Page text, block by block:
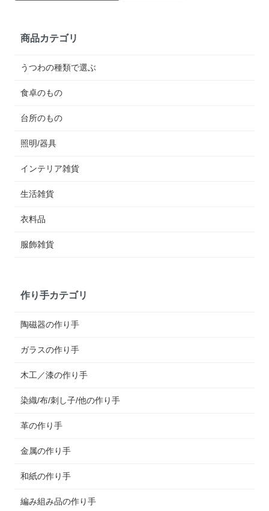
商品カテゴリ
うつわの種類で選ぶ
食卓のもの
台所のもの
照明/器具
インテリア雑貨
生活雑貨
衣料品
服飾雑貨
作り手カテゴリ
陶磁器の作り手
ガラスの作り手
木工／漆の作り手
染織/布/刺し子/他の作り手
革の作り手
金属の作り手
和紙の作り手
編み組み品の作り手